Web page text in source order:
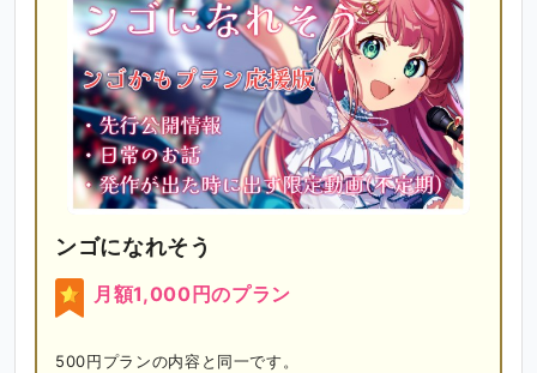
ンゴになれそう
月額1,000円のプラン
500円プランの内容と同一です。